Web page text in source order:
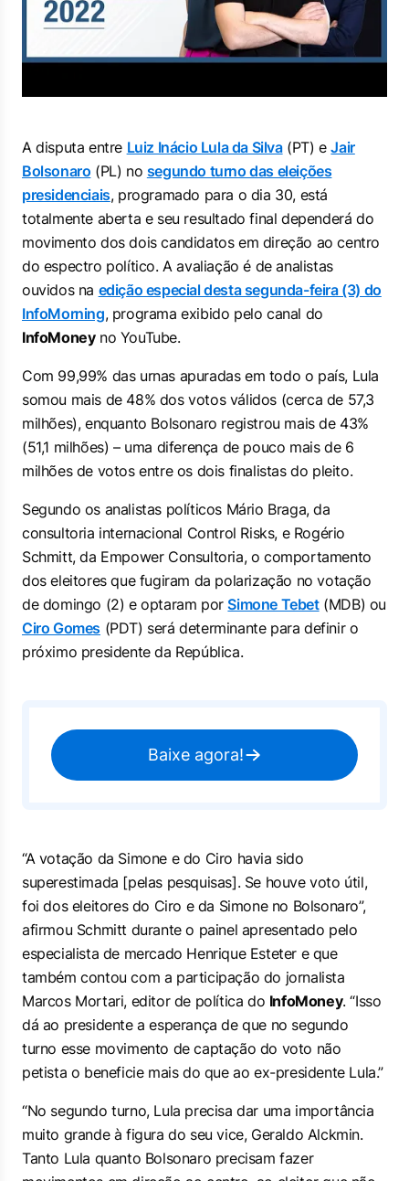
A disputa entre Luiz Inácio Lula da Silva(PT) eJair
Bolsonaro (PL) no segundo turno das eleições
presidenciais, programado para o dia 30, está
totalmente aberta e seu resultado final dependerá do
movimento dos dois candidatos em direção ao centro
do espectro político. A avaliação é de analistas
ouvidos na edição especial desta segunda-feira (3) do
InfoMorning, programa exibido pelo canal do
InfoMoneyno YouTube.
Com 99,99% das urnas apuradas em todo o país, Lula
somou mais de 48% dos votos válidos (cerca de 57,3
milhões), enquanto Bolsonaro registrou mais de 43%
(51,1 milhões) – uma diferença de pouco mais de 6
milhões de votos entre os dois finalistas do pleito.
Segundo os analistas políticos Mário Braga, da
consultoria internacional Control Risks, e Rogério
Schmitt, da Empower Consultoria, o comportamento
dos eleitores que fugiram da polarização no votação
de domingo (2) e optaram porSimone Tebet(MDB) ou
Ciro Gomes (PDT) será determinante para definir o
próximo presidente da República.
Baixe agora!
“A votação da Simone e do Ciro havia sido
superestimada [pelas pesquisas]. Se houve voto útil,
foi dos eleitores do Ciro e da Simone no Bolsonaro”,
afirmou Schmitt durante o painel apresentado pelo
especialista de mercado Henrique Esteter e que
também contou com a participação do jornalista
Marcos Mortari, editor de política do InfoMoney. “Isso
dá ao presidente a esperança de que no segundo
turno esse movimento de captação do voto não
petista o beneficie mais do que ao ex-presidente Lula.”
“No segundo turno, Lula precisa dar uma importância
muito grande à figura do seu vice, Geraldo Alckmin.
Tanto Lula quanto Bolsonaro precisam fazer